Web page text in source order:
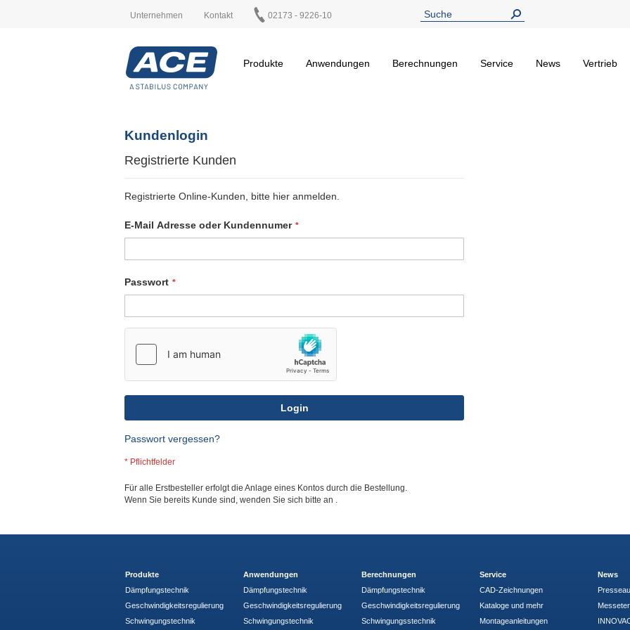
Unternehmen Kontakt 02173 - 9226-10
Produkte
Anwendungen Berechnungen Service News Vertrieb
Kundenlogin
Registrierte Kunden
Registrierte Online-Kunden, bitte hier anmelden.
E-Mail Adresse oder Kundennumer
Passwort
Login
Passwort vergessen?
Für alle Erstbesteller erfolgt die Anlage eines Kontos durch die Bestellung.
Wenn Sie bereits Kunde sind, wenden Sie sich bitte an .
Produkte
Dämpfungstechnik
Geschwindigkeitsregulierung
Schwingungstechnik
Anwendungen
Dämpfungstechnik
Geschwindigkeitsregulierung
Schwingungstechnik
Berechnungen
Dämpfungstechnik
Geschwindigkeitsregulierung
Schwingungsstechnik
Service
CAD-Zeichnungen
Kataloge und mehr
Montageanleitungen
News